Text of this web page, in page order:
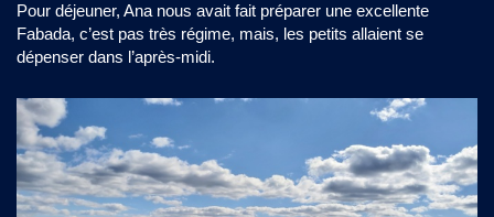
Pour déjeuner, Ana nous avait fait préparer une excellente
Fabada, c’est pas très régime, mais, les petits allaient se
dépenser dans l’après-midi.